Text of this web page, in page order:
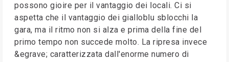
possono gioire per il vantaggio dei locali. Ci si
aspetta che il vantaggio dei gialloblu sblocchi la
gara, ma il ritmo non si alza e prima della fine del
primo tempo non succede molto. La ripresa invece
&egrave; caratterizzata dall'enorme numero di